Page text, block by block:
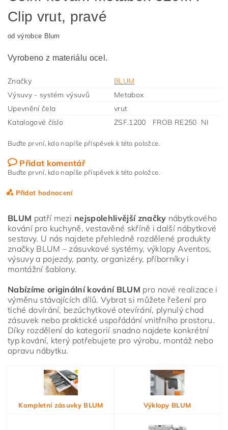
Clip vrut, pravé
od výrobce Blum
Vyrobeno z materiálu ocel.
Značky
BLUM
Výsuvy - systém výsuvů
Metabox
Upevnění čela
vrut
Katalogové číslo
ZSF.1200 FROB RE250 NI
Buďte první, kdo napíše příspěvek k této položce.
Přidat komentář
Buďte první, kdo napíše příspěvek k této položce.
Přidat hodnocení
Vložením hodnocení souhlasíte s
osobních údajů
BLUM patří mezi nejspolehlivější značky nábytkového
kování pro kuchyně, vestavěné skříně i další nábytkové
sestavy. U nás najdete přehledně rozdělené produkty
značky BLUM – zásuvkové systémy, výklopy Aventos,
výsuvy a pojezdy, panty, organizéry, příborníky i
montážní šablony.
Nabízíme originální kování BLUM pro nové realizace i
výměnu stávajících dílů. Vybrat si můžete řešení pro
tiché dovírání, bezúchytkové otevírání, plynulý chod
zásuvek nebo praktické uspořádání vnitřního prostoru.
Díky rozdělení do kategorií snadno najdete konkrétní
typ kování, který potřebujete pro výrobu, montáž nebo
opravu nábytku.
Kompletní zásuvky BLUM Výklopy BLUM